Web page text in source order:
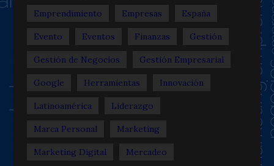
Emprendimiento Empresas España
Evento Eventos Finanzas Gestión
Gestión de Negocios Gestión Empresarial
Google Herramientas Innovación
Latinoamérica Liderazgo
Marca Personal Marketing
Marketing Digital Mercadeo